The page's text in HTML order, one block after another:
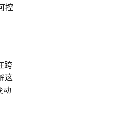
控
跨
这
动